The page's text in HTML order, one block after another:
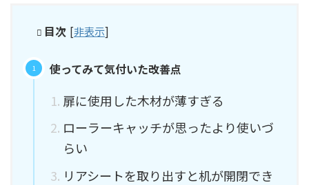
目次 [非表示]
使ってみて気付いた改善点
扉に使用した木材が薄すぎる
ローラーキャッチが思ったより使いづ
らい
リアシートを取り出すと机が開閉でき